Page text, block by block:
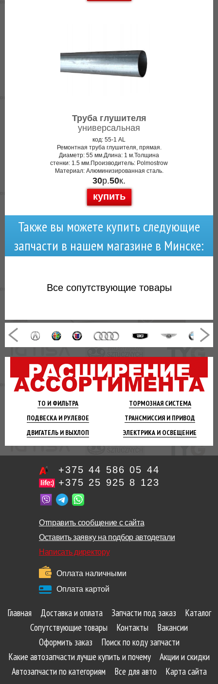
ТО И ФИЛЬТРА ТОРМОЗНАЯСИСТЕМА
ПОДВЕСКА И РУЛЕВОЕ ТРАНСМИССИЯ И ПРИВОД
ДВИГАТЕЛЬ И ВЫХЛОП ЭЛЕКТРИКА И ОСВЕЩЕНИЕ
Труба глушителя
универсальная
код: 55-1 AL
Ремонтная труба глушителя, прямая.
Диаметр: 55 мм.Длина: 1 м.Толщина
стенки: 1.5 мм.Производитель: Polmostrow
Материал: Алюминизированная сталь.
30р.50к.
купить
Также вы можете купить следующие
запчасти в нашем магазине в Минске:
Все сопутствующие товары
+375 44 586 05 44
+375 25 925 8 123
Отправить сообщение с сайта
Оставить заявку на подбор автодетали
Написать директору
Оплата наличными
Оплата картой
Главная Доставка и оплата Запчасти под заказ
Каталог
Сопутствующие товары
Контакты
Вакансии
Оформить заказ
Поиск по коду запчасти
Какие автозапчасти лучше купить и почему
Акции и скидки
Автозапчасти по категориям
Все для авто Карта сайта